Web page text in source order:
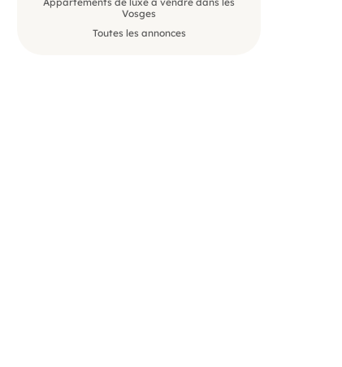
Vosges
Toutes les annonces